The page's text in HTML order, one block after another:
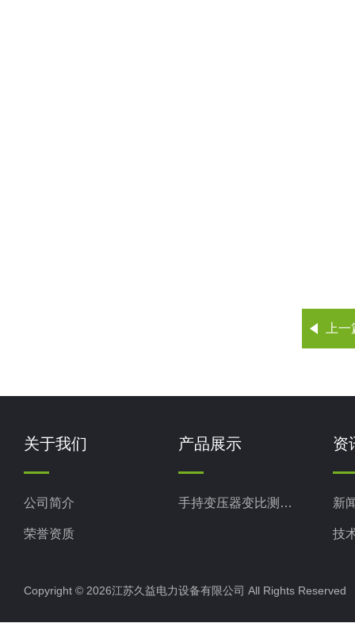
上
关于我们
公司简介
荣誉资质
产品展示
手持变压器变比测试仪
资
新
技
Copyright © 2026江苏久益电力设备有限公司 All Rights